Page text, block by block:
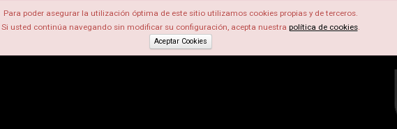
Para poder asegurar la utilización óptima de este sitio utilizamos cookies propias y de terceros.
Si usted continúa navegando sin modificar su configuración, acepta nuestra política de cookies.
Aceptar Cookies